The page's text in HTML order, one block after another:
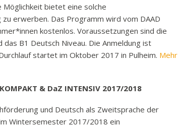
Möglichkeit bietet eine solche
erwerben. Das Programm wird vom DAAD
kostenlos. Voraussetzungen sind die
das B1 Deutsch Niveau. Die Anmeldung ist
startet im Oktober 2017 in Pulheim. Mehr
& DaZ INTENSIV 2017/2018
und Deutsch als Zweitsprache der
Wintersemester 2017/2018 ein